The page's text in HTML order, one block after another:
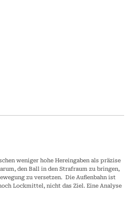
weniger hohe Hereingaben als präzise
den Ball in den Strafraum zu bringen,
zu versetzen. Die Außenbahn ist
Lockmittel, nicht das Ziel. Eine Analyse